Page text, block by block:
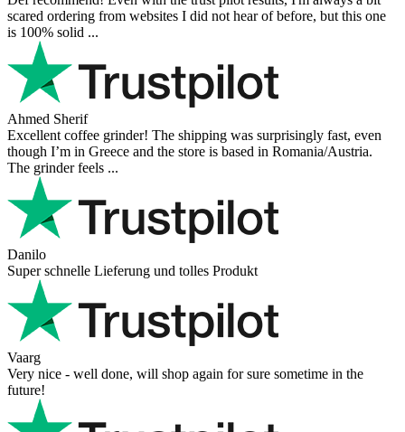
scared ordering from websites I did not hear of before, but this one
is 100% solid ...
Ahmed Sherif
Excellent coffee grinder! The shipping was surprisingly fast, even
though I’m in Greece and the store is based in Romania/Austria.
The grinder feels ...
Danilo
Super schnelle Lieferung und tolles Produkt
Vaarg
Very nice - well done, will shop again for sure sometime in the
future!